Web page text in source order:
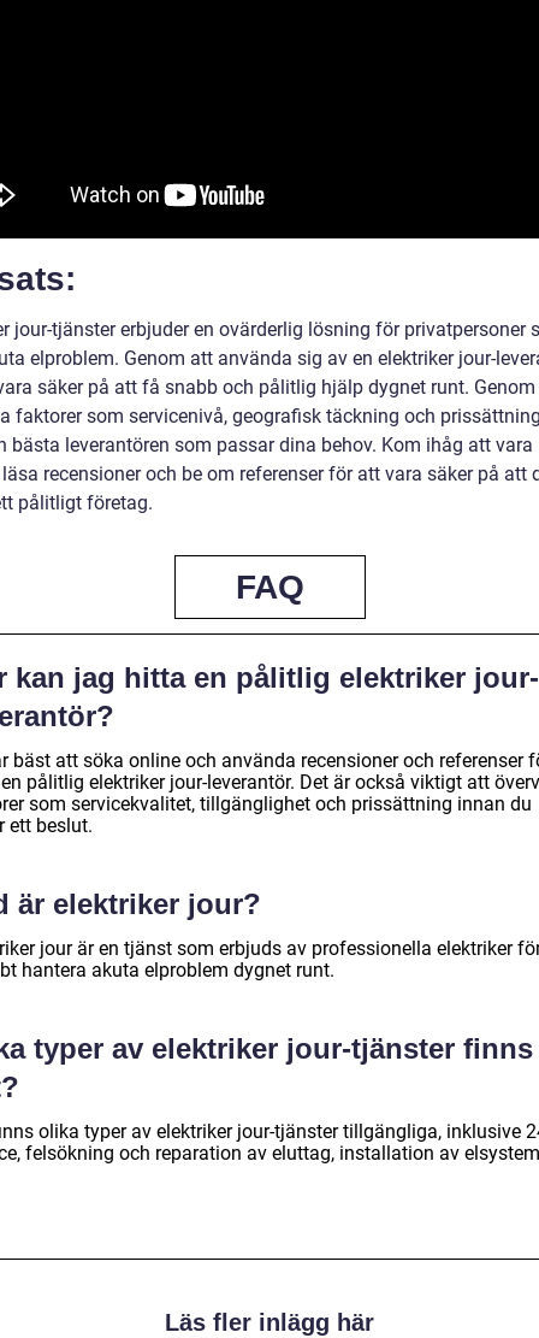
jour-tjänster erbjuder en ovärderlig lösning för privatpersoner
elproblem. Genom att använda sig av en elektriker jour-
säker på att få snabb och pålitlig hjälp dygnet runt.
faktorer som servicenivå, geografisk täckning och
bästa leverantören som passar dina behov. Kom ihåg att vara
recensioner och be om referenser för att vara säker på att
pålitligt företag.
FAQ
kan jag hitta en pålitlig elektriker jour-
bäst att söka online och använda recensioner och referenser
pålitlig elektriker jour-leverantör. Det är också viktigt att
som servicekvalitet, tillgänglighet och prissättning innan du
ett beslut.
är elektriker jour?
jour är en tjänst som erbjuds av professionella elektriker
hantera akuta elproblem dygnet runt.
typer av elektriker jour-tjänster finns
olika typer av elektriker jour-tjänster tillgängliga, inklusive
felsökning och reparation av eluttag, installation av
Läs fler inlägg här